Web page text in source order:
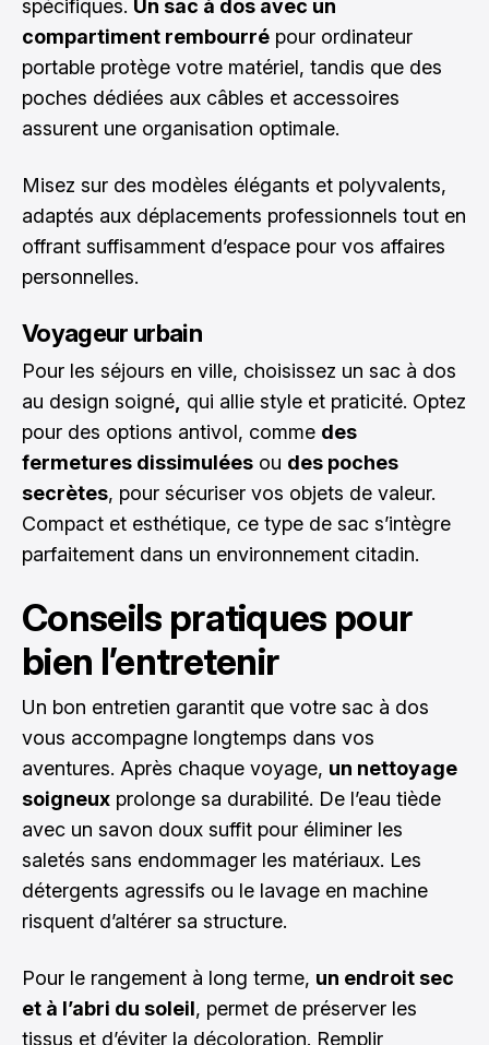
spécifiques. Un sac à dos avec un
compartiment rembourré pour ordinateur
portable protège votre matériel, tandis que des
poches dédiées aux câbles et accessoires
assurent une organisation optimale.
Misez sur des modèles élégants et polyvalents,
adaptés aux déplacements professionnels tout en
offrant suffisamment d’espace pour vos affaires
personnelles.
Voyageur urbain
Pour les séjours en ville, choisissez un sac à dos
au design soigné qui allie style et praticité. Optez
pour des options antivol, comme des
fermetures dissimulées ou des poches
secrètes, pour sécuriser vos objets de valeur.
Compact et esthétique, ce type de sac s’intègre
parfaitement dans un environnement citadin.
Conseils pratiques pour
bien l’entretenir
Un bon entretien garantit que votre sac à dos
vous accompagne longtemps dans vos
aventures. Après chaque voyage, un nettoyage
soigneux prolonge sa durabilité. De l’eau tiède
avec un savon doux suffit pour éliminer les
saletés sans endommager les matériaux. Les
détergents agressifs ou le lavage en machine
risquent d’altérer sa structure.
Pour le rangement à long terme, un endroit sec
et à l’abri du soleil, permet de préserver les
tissus et d’éviter la décoloration. Remplir